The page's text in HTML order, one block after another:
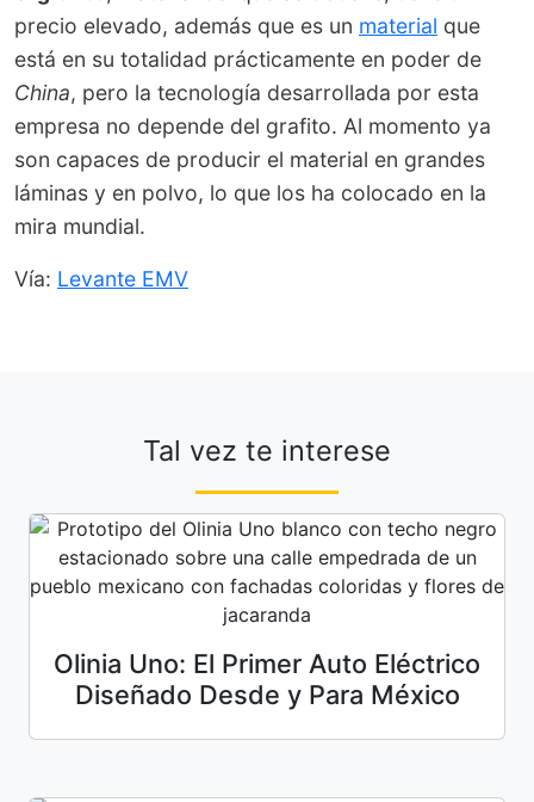
precio elevado, además que es un material que
está en su totalidad prácticamente en poder de
China, pero la tecnología desarrollada por esta
empresa no depende del grafito. Al momento ya
son capaces de producir el material en grandes
láminas y en polvo, lo que los ha colocado en la
mira mundial.
Vía: Levante EMV
Tal vez te interese
Olinia Uno: El Primer Auto Eléctrico
Diseñado Desde y Para México